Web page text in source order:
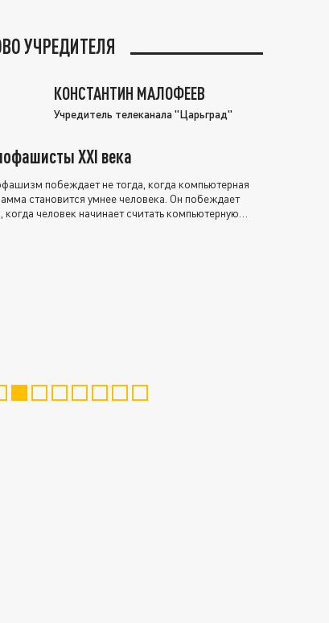
УЧРЕДИТЕЛЯ
КОНСТАНТИН МАЛОФЕЕВ
Учредитель телеканала "Царьград"
XXI века
побеждает не тогда, когда компьютерная
становится умнее человека. Он побеждает
когда человек начинает считать компьютерную